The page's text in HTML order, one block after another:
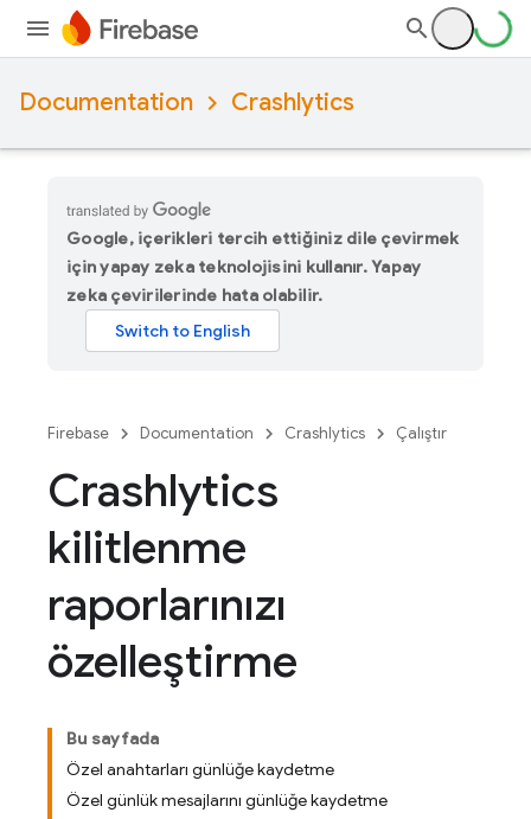
Documentation Crashlytics
Google, içerikleri tercih ettiğiniz dile çevirmek
için yapay zeka teknolojisini kullanır. Yapay
zeka çevirilerinde hata olabilir.
Firebase Documentation Crashlytics Çalıştır
Crashlytics
kilitlenme
raporlarınızı
özelleştirme
Bu sayfada
Özel anahtarları günlüğe kaydetme
Özel günlük mesajlarını günlüğe kaydetme